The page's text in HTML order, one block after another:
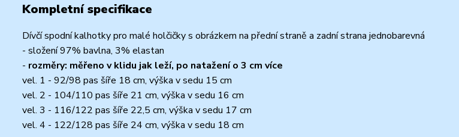
Kompletní specifikace
Dívčí spodní kalhotky pro malé holčičky s obrázkem na přední straně a zadní strana jednobarevná
- složení 97% bavlna, 3% elastan
- rozměry: měřeno v klidu jak leží, po natažení o 3 cm více
vel. 1 - 92/98 pas šíře 18 cm, výška v sedu 15 cm
vel. 2 - 104/110 pas šíře 21 cm, výška v sedu 16 cm
vel. 3 - 116/122 pas šíře 22,5 cm, výška v sedu 17 cm
vel. 4 - 122/128 pas šíře 24 cm, výška v sedu 18 cm